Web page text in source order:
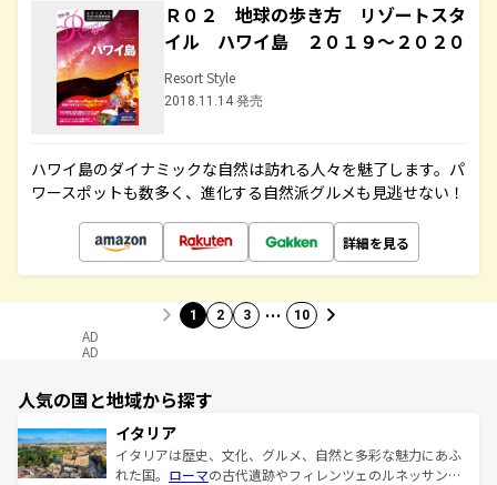
Ｒ０２ 地球の歩き方 リゾートスタ
イル ハワイ島 ２０１９～２０２０
Resort Style
2018.11.14 発売
ハワイ島のダイナミックな自然は訪れる人々を魅了します。パ
ワースポットも数多く、進化する自然派グルメも見逃せない！
詳細を見る
1 2 3 … 10
AD
AD
人気の国と地域から探す
イタリア
イタリアは歴史、文化、グルメ、自然と多彩な魅力にあふ
れた国。 ローマの古代遺跡やフィレンツェのルネッサンス